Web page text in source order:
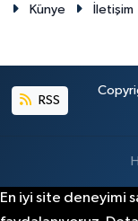
Künye İletişim
RSS
En iyi site deneyimi